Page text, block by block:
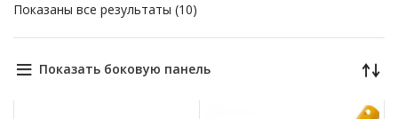
Показаны все результаты (10)
Показать боковую панель